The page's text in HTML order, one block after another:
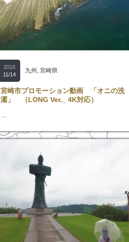
2018
11/14
九州 , 宮崎県
宮崎市プロモーション動画 「オニの洗
濯」 （LONG Ver._ 4K対応）
…